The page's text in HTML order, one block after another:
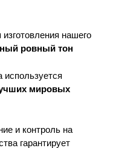
нашего
ровный тон
используется
мировых
и контроль на
гарантирует